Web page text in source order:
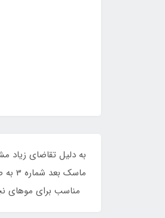
مناسب برای موهای نچرال ، رنگ شده ، و دکلره